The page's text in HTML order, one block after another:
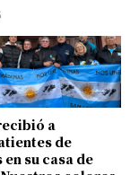
a
de
su casa de